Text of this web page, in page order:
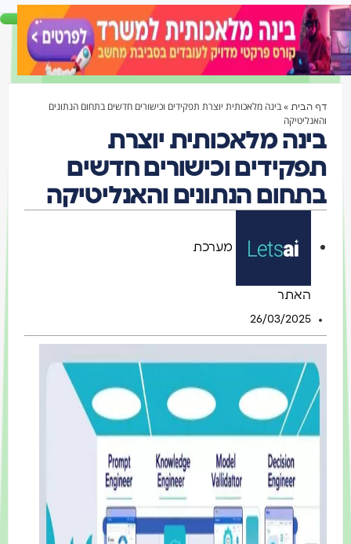
»בינה מלאכותית יוצרת תפקידים וכישורים חדשים בתחום הנתונים
מלאכותית יוצרת
וכישורים חדשים
הנתונים והאנליטיקה
מערכת
26/03/2025